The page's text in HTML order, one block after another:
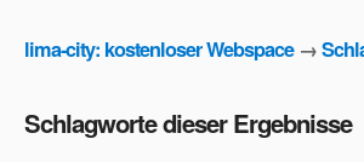
lima-city: kostenloser Webspace→
Schlagworte dieser Ergebnisse